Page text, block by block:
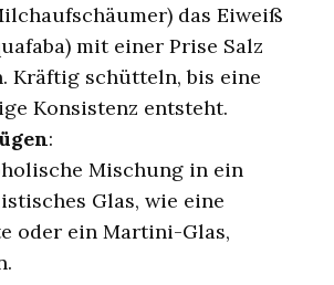
das Eiweiß
mit einer Prise Salz
Kräftig schütteln, bis eine
Konsistenz entsteht.
:
Mischung in ein
Glas, wie eine
oder ein Martini-Glas,